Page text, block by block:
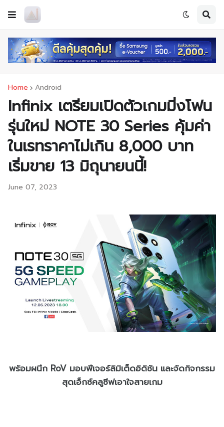
Home Android
Infinix เตรียมเปิดตัวเกมมิ่งโฟน
รุ่นใหม่ NOTE 30 Series คุ้มค่า
ในเรทราคาไม่เกิน 8,000 บาท
เริ่มขาย 13 มิถุนายนนี้!
June 07, 2023
พร้อมผนึก RoV มอบฟีเจอร์ลิมิเต็ดอิดิชัน และจัดกิจกรรม
สุดเอ็กซ์คลูซีฟเอาใจสายเกม